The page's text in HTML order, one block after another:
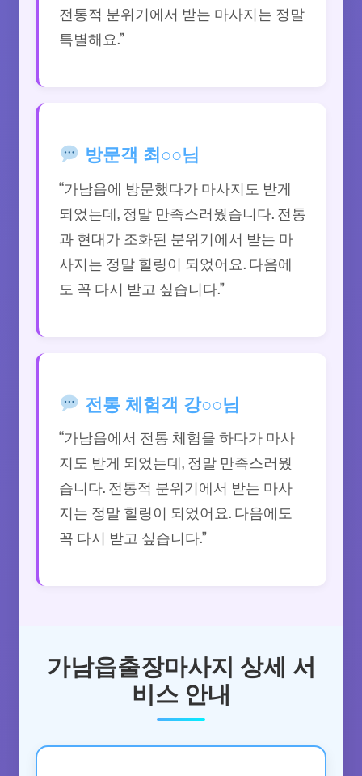
전통적 분위기에서 받는 마사지는 정말
특별해요.”
방문객 최○○님
“가남읍에 방문했다가 마사지도 받게
되었는데, 정말 만족스러웠습니다. 전통
과 현대가 조화된 분위기에서 받는 마
사지는 정말 힐링이 되었어요. 다음에
도 꼭 다시 받고 싶습니다.”
전통 체험객 강○○님
“가남읍에서 전통 체험을 하다가 마사
지도 받게 되었는데, 정말 만족스러웠
습니다. 전통적 분위기에서 받는 마사
지는 정말 힐링이 되었어요. 다음에도
꼭 다시 받고 싶습니다.”
가남읍출장마사지 상세 서
비스 안내